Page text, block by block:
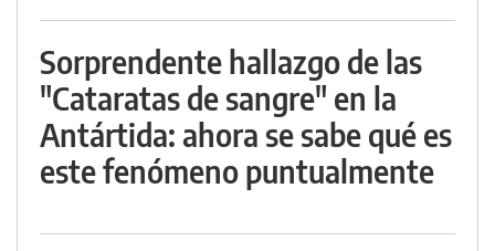
Sorprendente hallazgo de las
"Cataratas de sangre" en la
Antártida: ahora se sabe qué es
este fenómeno puntualmente